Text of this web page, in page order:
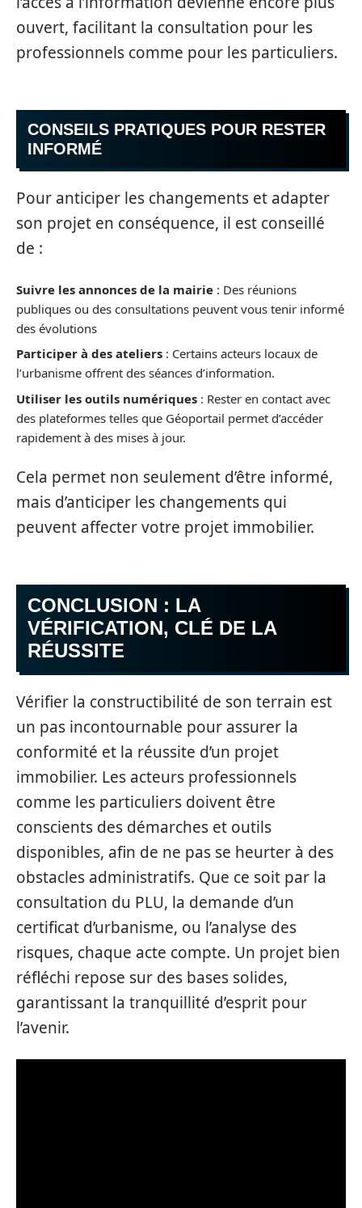
ouvert, facilitant la consultation pour les
professionnels comme pour les particuliers.
CONSEILS PRATIQUES POUR RESTER
INFORMÉ
Pour anticiper les changements et adapter
son projet en conséquence, il est conseillé
de :
Suivre les annonces de la mairie : Des réunions
publiques ou des consultations peuvent vous tenir informé
des évolutions
Participer à des ateliers : Certains acteurs locaux de
l’urbanisme offrent des séances d’information.
Utiliser les outils numériques : Rester en contact avec
des plateformes telles que Géoportail permet d’accéder
rapidement à des mises à jour.
Cela permet non seulement d’être informé,
mais d’anticiper les changements qui
peuvent affecter votre projet immobilier.
CONCLUSION : LA
VÉRIFICATION, CLÉ DE LA
RÉUSSITE
Vérifier la constructibilité de son terrain est
un pas incontournable pour assurer la
conformité et la réussite d’un projet
immobilier. Les acteurs professionnels
comme les particuliers doivent être
conscients des démarches et outils
disponibles, afin de ne pas se heurter à des
obstacles administratifs. Que ce soit par la
consultation du PLU, la demande d’un
certificat d’urbanisme, ou l’analyse des
risques, chaque acte compte. Un projet bien
réfléchi repose sur des bases solides,
garantissant la tranquillité d’esprit pour
l’avenir.